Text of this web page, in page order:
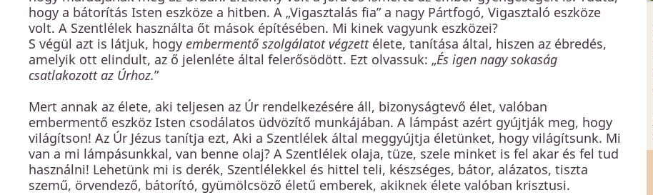
hogy a bátorítás Isten eszköze a hitben. A „Vigasztalás fia” a nagy Pártfogó, Vigasztaló eszköze
volt. A Szentlélek használta őt mások építésében. Mi kinek vagyunk eszközei?
S végül azt is látjuk, hogy embermentő szolgálatot végzettélete, tanítása által, hiszen az ébredés,
amelyik ott elindult, az ő jelenléte által felerősödött. Ezt olvassuk: „És igen nagy sokaság
csatlakozott az Úrhoz.”
Mert annak az élete, aki teljesen az Úr rendelkezésére áll, bizonyságtevő élet, valóban
embermentő eszköz Isten csodálatos üdvözítő munkájában. A lámpást azért gyújtják meg, hogy
világítson! Az Úr Jézus tanítja ezt, Aki a Szentlélek által meggyújtja életünket, hogy világítsunk. Mi
van a mi lámpásunkkal, van benne olaj? A Szentlélek olaja, tüze, szele minket is fel akar és fel tud
használni! Lehetünk mi is derék, Szentlélekkel és hittel teli, készséges, bátor, alázatos, tiszta
szemű, örvendező, bátorító, gyümölcsöző életű emberek, akiknek élete valóban krisztusi.